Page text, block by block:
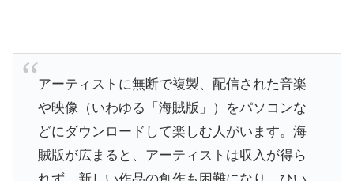
アーティストに無断で複製、配信された音楽
や映像（いわゆる「海賊版」）をパソコンな
どにダウンロードして楽しむ人がいます。海
賊版が広まると、アーティストは収入が得ら